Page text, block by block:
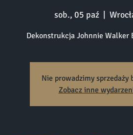
sob., 05 paź
Dekonstrukcja Johnnie Walker
Nie prowadzimy sprzedaży
Zobacz inne